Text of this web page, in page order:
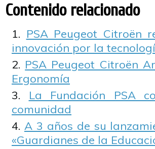
Contenido relacionado
PSA Peugeot Citroën
innovación por la
PSA Peugeot Citroën
Ergonomía
La Fundación PSA
comunidad
A 3 años de su
«Guardianes de la